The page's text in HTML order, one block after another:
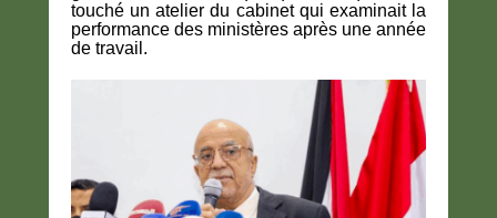
touché un atelier du cabinet qui examinait la
performance des ministères après une année
de travail.